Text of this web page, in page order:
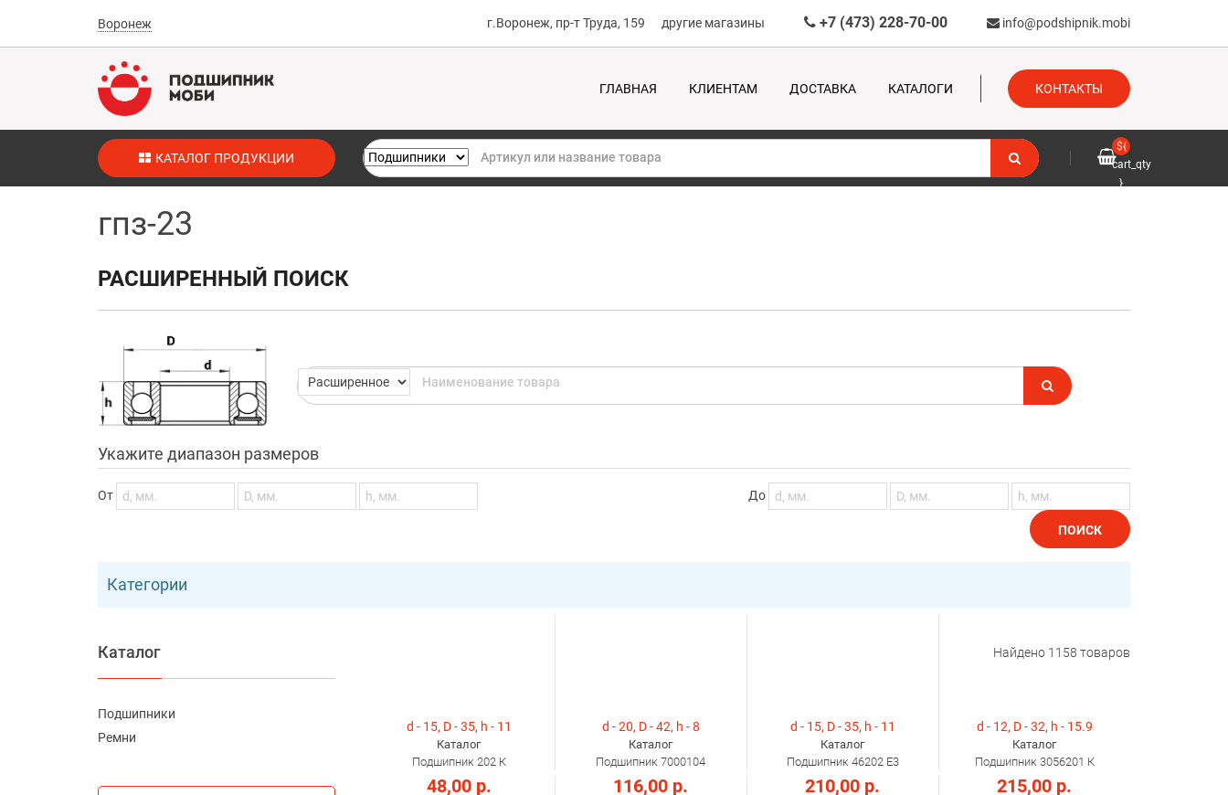
Воронеж г.Воронеж, пр-т Труда, 159 другие магазины +7 (473) 228-70-00 info@podshipnik.mobi
ГЛАВНАЯ КЛИЕНТАМ ДОСТАВКА КАТАЛОГИ КОНТАКТЫ
КАТАЛОГ ПРОДУКЦИИ
${
cart_qty
}
гпз-23
РАСШИРЕННЫЙ ПОИСК
Укажите диапазон размеров
От До
ПОИСК
Категории
Найдено 1158 товаров
d - 15, D - 35, h - 11
Каталог
Подшипник 202 К
48,00 р.
d - 20, D - 42, h - 8
Каталог
Подшипник 7000104
116,00 р.
d - 15, D - 35, h - 11
Каталог
Подшипник 46202 Е3
210,00 р.
d - 12, D - 32, h - 15.9
Каталог
Подшипник 3056201 К
215,00 р.
Каталог
Подшипники
Ремни